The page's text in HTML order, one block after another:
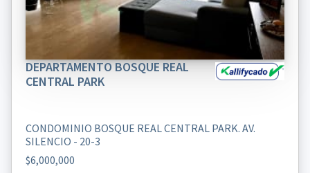
DEPARTAMENTO BOSQUE REAL
CENTRAL PARK
CONDOMINIO BOSQUE REAL CENTRAL PARK. AV.
SILENCIO - 20-3
$6,000,000